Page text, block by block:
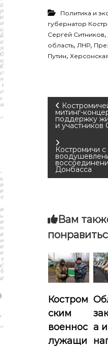
Политика и
губернатор
Сергей Ситников,
область,ЛНР,
Путин,
Н
а
в
и
а
и
я
п
о
митинг-
поддержку
и
Костромичи с
Донбасса
Вам
Костром
ским
военнос
лужащи
а и